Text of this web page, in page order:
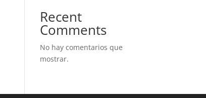
Recent
Comments
No hay comentarios que
mostrar.